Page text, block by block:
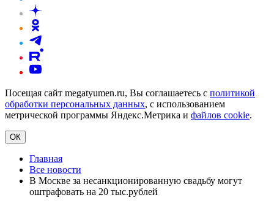
Посещая сайт megatyumen.ru, Вы соглашаетесь с политикой
обработки персональных данных, с использованием
метрической программы Яндекс.Метрика и файлов cookie.
ОК
Главная
Все новости
В Москве за несанкционированную свадьбу могут
оштрафовать на 20 тыс.рублей